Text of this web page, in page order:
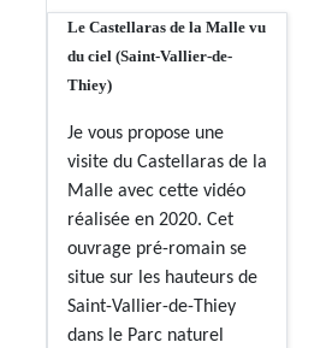
Le Castellaras de la Malle vu
du ciel (Saint-Vallier-de-
Thiey)
Je vous propose une
visite du Castellaras de la
Malle avec cette vidéo
réalisée en 2020. Cet
ouvrage pré-romain se
situe sur les hauteurs de
Saint-Vallier-de-Thiey
dans le Parc naturel